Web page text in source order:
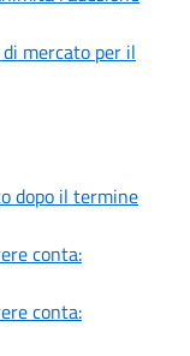
mercato per il
dopo il termine
conta:
conta: